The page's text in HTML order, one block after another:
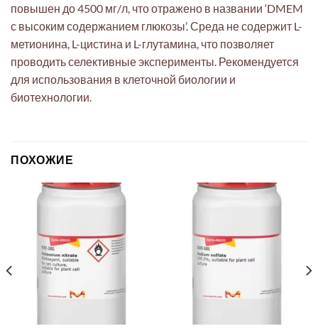
повышен до 4500 мг/л, что отражено в названии ‘DMEM
с высоким содержанием глюкозы’. Среда не содержит L-
метионина, L-цистина и L-глутамина, что позволяет
проводить селективные эксперименты. Рекомендуется
для использования в клеточной биологии и
биотехнологии.
ПОХОЖИЕ